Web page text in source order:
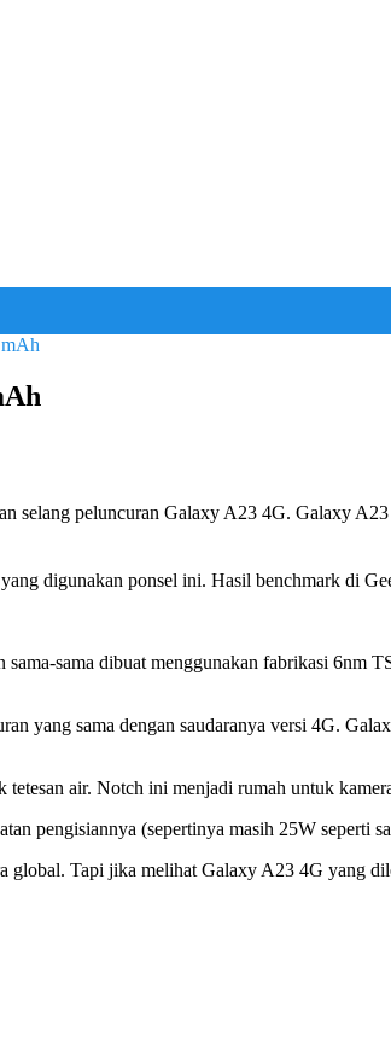
selang peluncuran Galaxy A23 4G. Galaxy
digunakan ponsel ini. Hasil benchmark di
sama dibuat menggunakan fabrikasi 6nm
yang sama dengan saudaranya versi 4G.
air. Notch ini menjadi rumah untuk
pengisiannya (sepertinya masih 25W seperti
global. Tapi jika melihat Galaxy A23 4G yang